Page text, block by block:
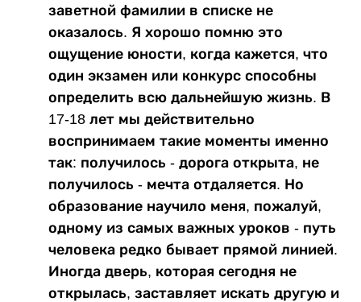
заветной фамилии в списке не
оказалось. Я хорошо помню это
ощущение юности, когда кажется, что
один экзамен или конкурс способны
определить всю дальнейшую жизнь. В
17-18 лет мы действительно
воспринимаем такие моменты именно
так: получилось - дорога открыта, не
получилось - мечта отдаляется. Но
образование научило меня, пожалуй,
одному из самых важных уроков - путь
человека редко бывает прямой линией.
Иногда дверь, которая сегодня не
открылась, заставляет искать другую и